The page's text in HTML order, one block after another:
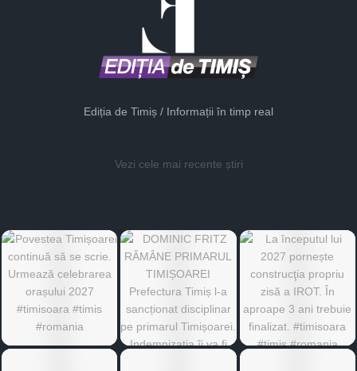
Ediția de Timiș / Informații în timp real
Vezi cele mai recente știri